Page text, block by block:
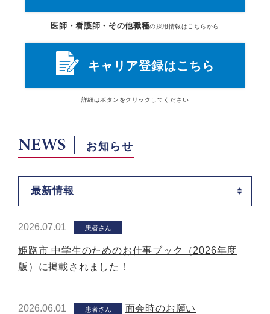
医師・看護師・その他職種の採用情報はこちらから
キャリア登録はこちら
詳細はボタン をクリックしてください
NEWS お知らせ
最新情報
2026.07.01 患者さん
姫路市 中学生のためのお仕事ブック（2026年度
版）に掲載されました！
2026.06.01 患者さん 面会時のお願い